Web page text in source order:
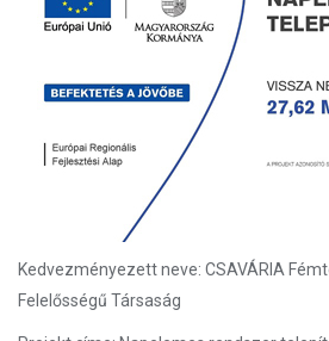
Kedvezményezett neve: CSAVÁRIA
Felelősségű Társaság